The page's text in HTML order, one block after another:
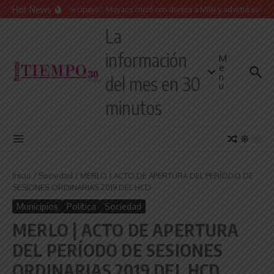
Saltar al contenido
Hot News
“Presidente cipayo”: Mayans cruzó con dureza a Milei y advirtió sobre
La
información
del mes en 30
minutos
M
e
n
u
Inicio / Sociedad / MERLO | ACTO DE APERTURA DEL PERÍODO DE
SESIONES ORDINARIAS 2019 DEL HCD
Municipios Política Sociedad
MERLO | ACTO DE APERTURA
DEL PERÍODO DE SESIONES